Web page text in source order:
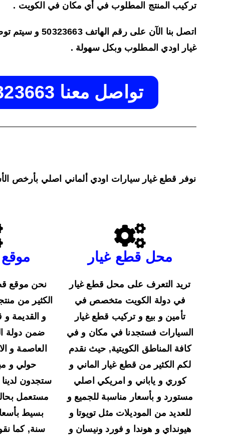
تركيب المنتج المطلوب في أي مكان في الكويت .
اتصل بنا الآن على رقم
غيار اودي المطلوب وبكل سهولة .
تواصل معنا 50323663
نوفر قطع غيار سيارات اودي ألماني اصلي بأرخص
محل قطع غيار
تريد التعرف على محل قطع غيار
في دولة الكويت متخصص في
تأمين و بيع و تركيب قطع غيار
السيارات فستجدنا في مكان و في
كافة المناطق الكويتية, حيث نقدم
لكم الكثير من قطع غيار الماني و
كوري و ياباني و امريكي اصلي
مستورد و بأسعار مناسبة للجميع و
للعديد من الموديلات مثل تويوتا و
هيونداي و هوندا و فورد ونيسان و
نحن موقع
الكثير من
و القديمة
ضمن دولة
العاصمة و
حولي و
ستجدون
مستعمل
بسيط
سنة, كما